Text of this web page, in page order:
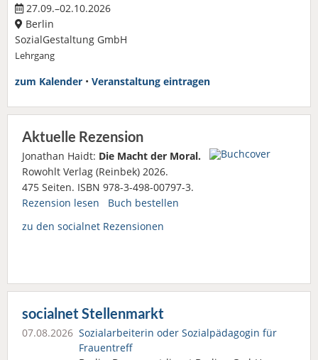
27.09.–02.10.2026
Berlin
SozialGestaltung GmbH
Lehrgang
zum Kalender • Veranstaltung eintragen
Aktuelle Rezension
Jonathan Haidt: Die Macht der Moral.
Rowohlt Verlag (Reinbek) 2026.
475 Seiten. ISBN 978-3-498-00797-3.
Rezension lesen
Buch bestellen
zu den socialnet Rezensionen
socialnet Stellenmarkt
07.08.2026 Sozialarbeiterin oder Sozialpädagogin für
Frauentreff